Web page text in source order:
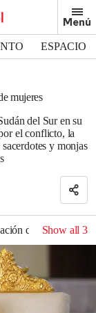
Menú
ESPACIO
mujeres
del Sur en su
el conflicto, la
y monjas
de mujeres
Show all3